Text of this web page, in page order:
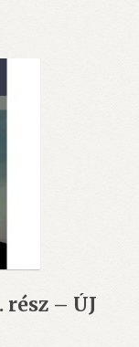
rész – ÚJ